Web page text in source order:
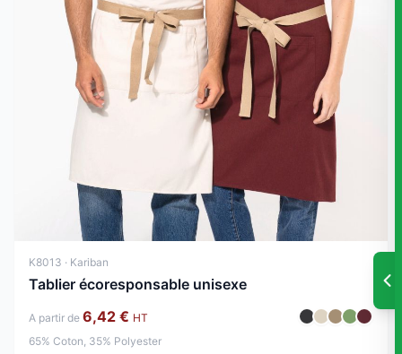
K8013 · Kariban
Tablier écoresponsable unisexe
A partir de 6,42 € HT
65% Coton, 35% Polyester